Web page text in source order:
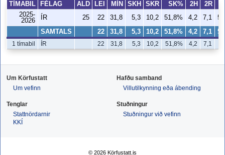
TÍMABIL FÉLAG ALD LEI MÍN SKH SKR SK% 2H 2R
2025-
2026
ÍR 25 22 31,8 5,3 10,2 51,8% 4,2 7,1
SAMTALS 22 31,8 5,3 10,2 51,8% 4,2 7,1
1 tímabil ÍR 22 31,8 5,3 10,2 51,8% 4,2 7,1
Um Körfustatt
Um vefinn
Hafðu samband
Villutilkynning eða ábending
Tenglar
Stattnördarnir
KKÍ
Stuðningur
Stuðningur við vefinn
© 2026 Körfustatt.is